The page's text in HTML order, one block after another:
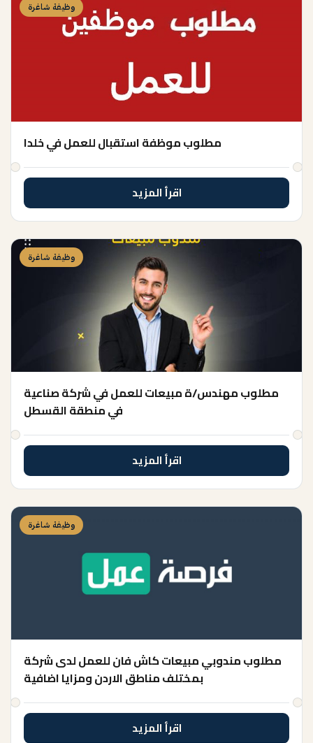
وظيفة شاغرة
مطلوب موظفة استقبال للعمل في خلدا
اقرأ المزيد
وظيفة شاغرة
مطلوب مهندس/ة مبيعات للعمل في شركة صناعية
في منطقة القسطل
اقرأ المزيد
وظيفة شاغرة
مطلوب مندوبي مبيعات كاش فان للعمل لدى شركة
بمختلف مناطق الاردن ومزايا اضافية
اقرأ المزيد